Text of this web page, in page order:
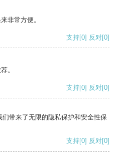
非常方便。
支持[0] 反对[0]
。
支持[0] 反对[0]
带来了无限的隐私保护和安全性保
支持[0] 反对[0]